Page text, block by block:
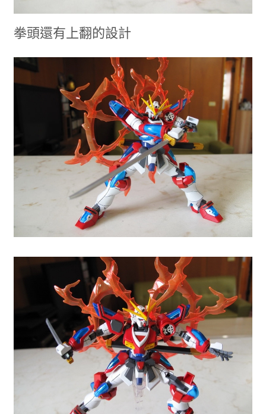
拳頭還有上翻的設計